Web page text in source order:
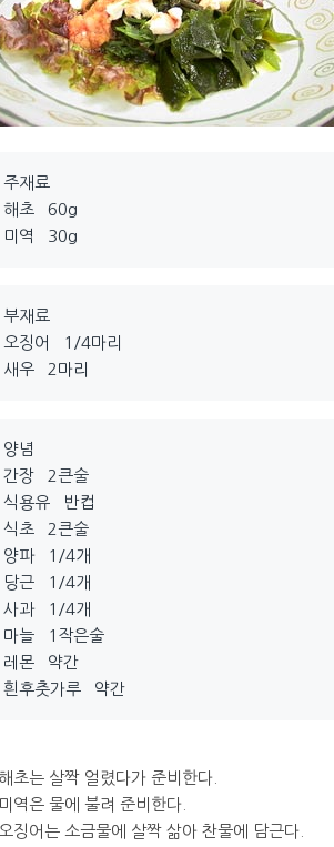
주재료
해초 60g
미역 30g
부재료
오징어 1/4마리
새우 2마리
양념
간장 2큰술
식용유 반컵
식초 2큰술
양파 1/4개
당근 1/4개
사과 1/4개
마늘 1작은술
레몬 약간
흰후춧가루 약간
초는 살짝 얼렸다가 준비한다.
역은 물에 불려 준비한다.
징어는 소금물에 살짝 삶아 찬물에 담근다.